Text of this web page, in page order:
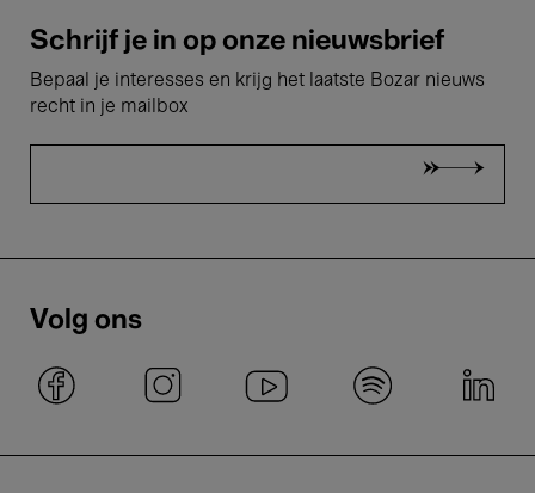
Schrijf je in op onze nieuwsbrief
Bepaal je interesses en krijg het laatste Bozar nieuws
recht in je mailbox
Volg ons